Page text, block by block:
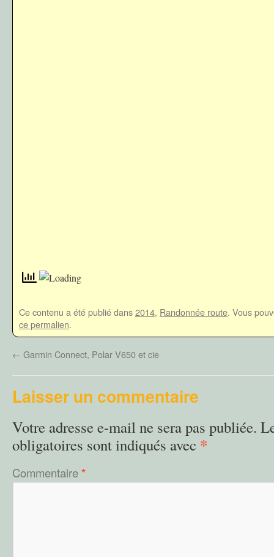
Ce contenu a été publié dans2014, Randonnée route. Vous
ce permalien.
← Garmin Connect, Polar V650 et cie
Laisser un commentaire
Votre adresse e-mail ne sera pas publiée.
obligatoires sont indiqués avec *
Commentaire*